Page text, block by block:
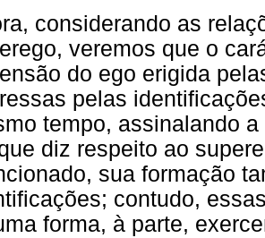
considerando as
veremos que o
do ego erigida
pelas
tempo, assinalando
diz respeito ao
sua formação
contudo,
forma, à parte,